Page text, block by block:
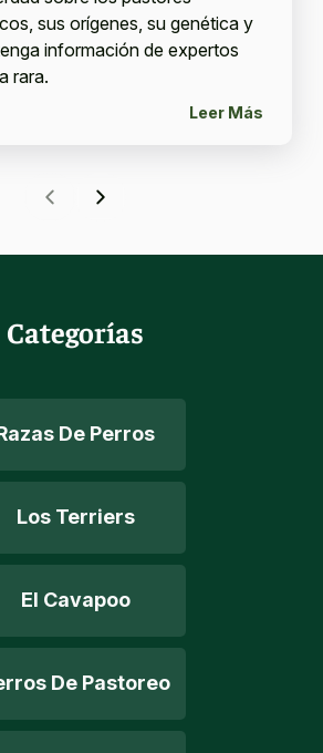
sus orígenes, su genética y
información de expertos
rara.
Leer Más
Categorías
De Perros
Los Terriers
El Cavapoo
De Pastoreo